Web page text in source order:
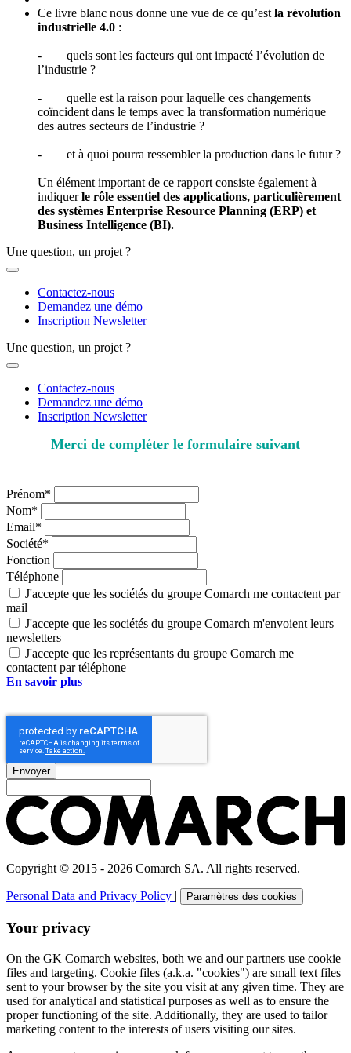
Ce livre blanc nous donne une vue de ce qu’est la révolution
industrielle 4.0 :
- quels sont les facteurs qui ont impacté l’évolution de
l’industrie ?
- quelle est la raison pour laquelle ces changements
coïncident dans le temps avec la transformation numérique
des autres secteurs de l’industrie ?
- et à quoi pourra ressembler la production dans le futur ?
Un élément important de ce rapport consiste également à
indiquerle rôle essentiel des applications, particulièrement
des systèmes Enterprise Resource Planning (ERP) et
Business Intelligence (BI).
Une question, un projet ?
Contactez-nous
Demandez une démo
Inscription Newsletter
Une question, un projet ?
Contactez-nous
Demandez une démo
Inscription Newsletter
Merci de compléter le formulaire suivant
Prénom*
Nom*
Email*
Société*
Fonction
Téléphone
J'accepte que les sociétés du groupe Comarch me contactent par
mail
J'accepte que les sociétés du groupe Comarch m'envoient leurs
newsletters
J'accepte que les représentants du groupe Comarch me
contactent par téléphone
En savoir plus
Envoyer
Copyright © 2015 - 2026 Comarch SA. All rights reserved.
Personal Data and Privacy Policy | Paramètres des cookies
Your privacy
On the GK Comarch websites, both we and our partners use cookie
files and targeting. Cookie files (a.k.a. "cookies") are small text files
sent to your browser by the site you visit at any given time. They are
used for analytical and statistical purposes as well as to ensure the
proper functioning of the site. Additionally, they are used to tailor
marketing content to the interests of users visiting our sites.